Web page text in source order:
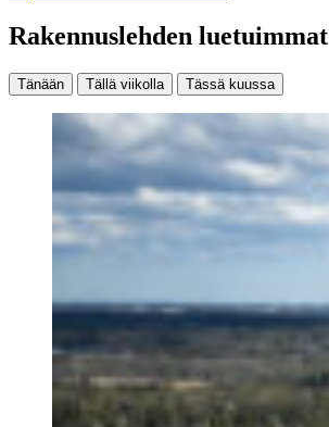
Rakennuslehden luetuimmat
Tänään Tällä viikolla Tässä kuussa